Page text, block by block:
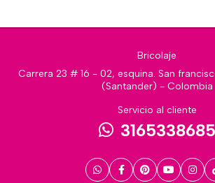
Bricolaje
Carrera 23 # 16 - 02, esquina. San
(Santander) - Colombia
Servicio al cliente
3165338685